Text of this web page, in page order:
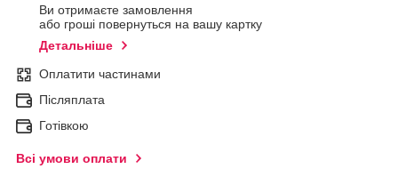
Ви отримаєте замовлення
або гроші повернуться на вашу картку
Детальніше
Оплатити частинами
Післяплата
Готівкою
Всі умови оплати